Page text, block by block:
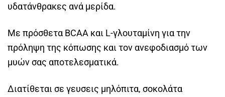
υδατάνθρακες ανά μερίδα.
Με πρόσθετα BCAA και L-γλουταμίνη για την
πρόληψη της κόπωσης και τον ανεφοδιασμό των
μυών σας αποτελεσματικά.
Διατίθεται σε γευσεις μηλόπιτα, σοκολάτα